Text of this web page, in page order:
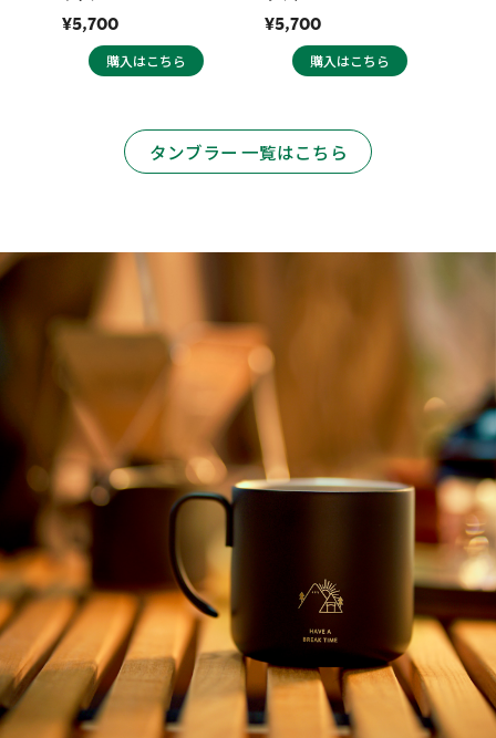
¥5,700
購入はこちら
¥5,700
購入はこちら
タンブラー 一覧はこちら